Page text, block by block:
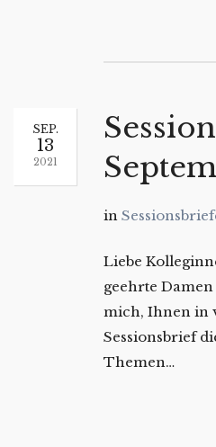
SEP.
13
2021
in
Liebe
geehrte
mich, Ihnen in
Sessionsbrief
Themen…